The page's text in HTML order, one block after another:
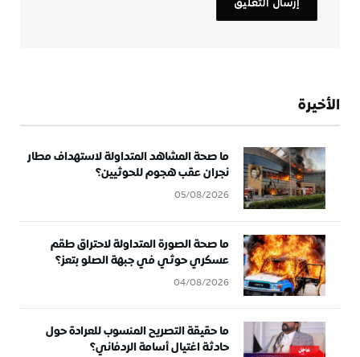
الأخيرة
ما صحة المشاهد المتداولة لاستهداف مطار
نجران عقب هجوم للحوثيين؟
05/08/2026
ما صحة الصورة المتداولة لاحتراق طقم
عسكري حوثي في جبهة الصلو بتعز؟
04/08/2026
ما حقيقة التصريح المنسوب للعرادة حول
حادثة اغتيال أسامة الردفاني؟